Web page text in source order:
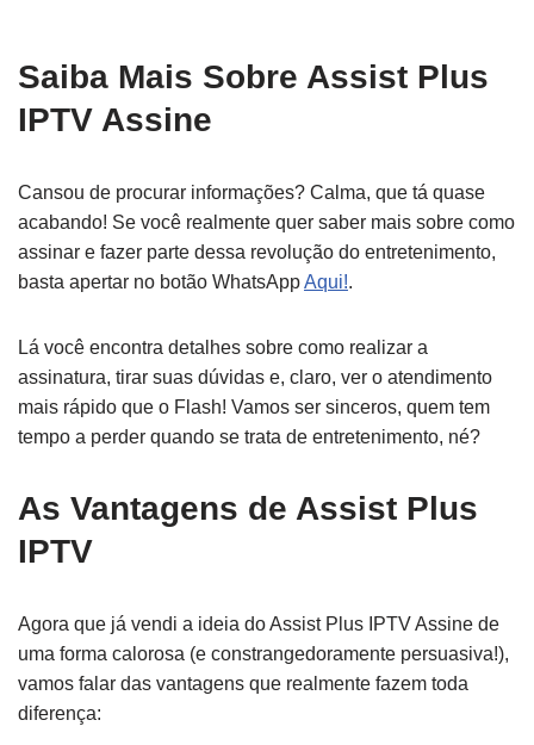
Saiba Mais Sobre Assist Plus
IPTV Assine
Cansou de procurar informações? Calma, que tá quase
acabando! Se você realmente quer saber mais sobre como
assinar e fazer parte dessa revolução do entretenimento,
basta apertar no botão WhatsAppAqui!.
Lá você encontra detalhes sobre como realizar a
assinatura, tirar suas dúvidas e, claro, ver o atendimento
mais rápido que o Flash! Vamos ser sinceros, quem tem
tempo a perder quando se trata de entretenimento, né?
As Vantagens de Assist Plus
IPTV
Agora que já vendi a ideia do Assist Plus IPTV Assine de
uma forma calorosa (e constrangedoramente persuasiva!),
vamos falar das vantagens que realmente fazem toda
diferença: